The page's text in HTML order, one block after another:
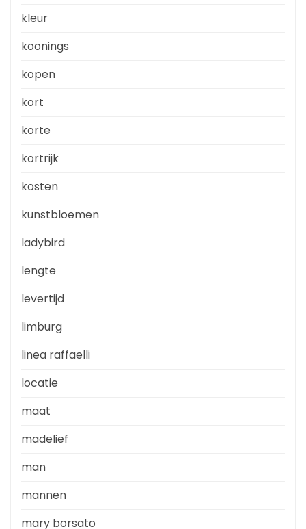
kleur
koonings
kopen
kort
korte
kortrijk
kosten
kunstbloemen
ladybird
lengte
levertijd
limburg
linea raffaelli
locatie
maat
madelief
man
mannen
mary borsato